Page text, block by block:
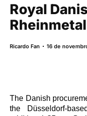
Royal
Ricardo Fan 16 de
The Danish
the Düsseldorf-